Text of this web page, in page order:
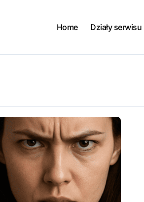
Home Działy serwisu